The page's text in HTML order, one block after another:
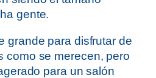
gente.
grande para disfrutar de
como se merecen, pero
para un salón